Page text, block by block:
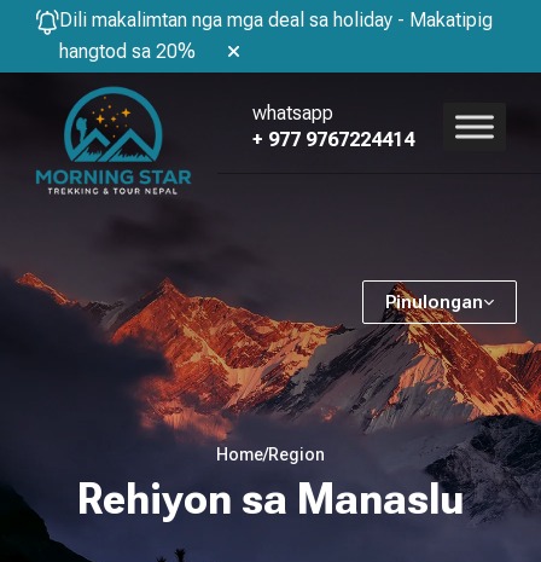
Dili makalimtan nga mga deal sa holiday - Makatipig
hangtod sa 20%
Pinulongan
whatsapp
+ 977 9767224414
Home/Region
Rehiyon sa Manaslu